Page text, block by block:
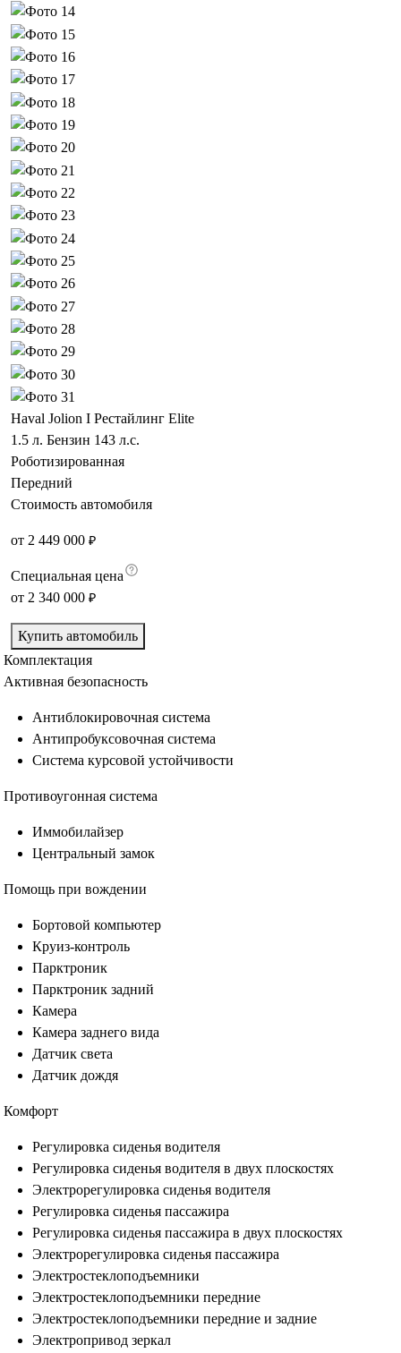
Haval Jolion I Рестайлинг Elite
1.5 л. Бензин 143 л.с.
Роботизированная
Передний
Стоимость автомобиля
от 2 449 000 ₽
Специальная цена
от 2 340 000 ₽
Купить автомобиль
Комплектация
Активная безопасность
Антиблокировочная система
Антипробуксовочная система
Система курсовой устойчивости
Противоугонная система
Иммобилайзер
Центральный замок
Помощь при вождении
Бортовой компьютер
Круиз-контроль
Парктроник
Парктроник задний
Камера
Камера заднего вида
Датчик света
Датчик дождя
Комфорт
Регулировка сиденья водителя
Регулировка сиденья водителя в двух плоскостях
Электрорегулировка сиденья водителя
Регулировка сиденья пассажира
Регулировка сиденья пассажира в двух плоскостях
Электрорегулировка сиденья пассажира
Электростеклоподъемники
Электростеклоподъемники передние
Электростеклоподъемники передние и задние
Электропривод зеркал